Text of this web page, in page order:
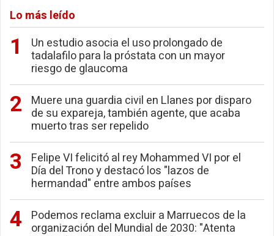
Lo más leído
Un estudio asocia el uso prolongado de
tadalafilo para la próstata con un mayor
riesgo de glaucoma
Muere una guardia civil en Llanes por disparo
de su expareja, también agente, que acaba
muerto tras ser repelido
Felipe VI felicitó al rey Mohammed VI por el
Día del Trono y destacó los "lazos de
hermandad" entre ambos países
Podemos reclama excluir a Marruecos de la
organización del Mundial de 2030: "Atenta